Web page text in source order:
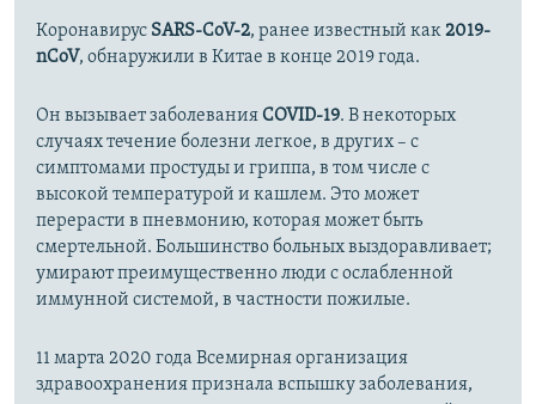
Коронавирус SARS-CoV-2, ранее известный как2019-
nCoV, обнаружили в Китае в конце 2019 года.
Он вызывает заболеванияCOVID-19. В некоторых
случаях течение болезни легкое, в других – с
симптомами простуды и гриппа, в том числе с
высокой температурой и кашлем. Это может
перерасти в пневмонию, которая может быть
смертельной. Большинство больных выздоравливает;
умирают преимущественно люди с ослабленной
иммунной системой, в частности пожилые.
11 марта 2020 года Всемирная организация
здравоохранения признала вспышку заболевания,